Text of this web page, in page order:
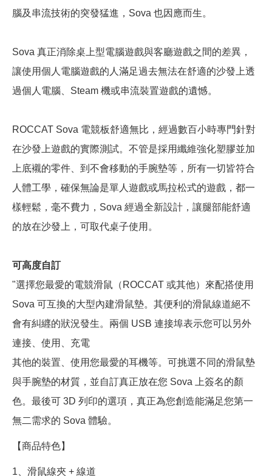
腦及串流技術的突發猛進，Sova 也因應而生。
Sova 真正消除桌上型電腦遊戲與客廳遊戲之間的差異，
讓使用個人電腦遊戲的人滿足過去無法在舒適的沙發上透
過個人電腦、Steam 機或串流裝置遊戲的遺憾。
ROCCAT Sova 電競板舒適無比，經過數百小時專門針對
在沙發上遊戲的實際測試。不管是採用纖維強化塑膠並加
上底襯的零件、到不會移動的手腕墊等，所有一切皆符合
人體工學，確保無論是單人遊戲或馬拉松式的遊戲，都一
樣輕鬆，毫不費力，Sova 經過全新設計，讓腿部能舒適
的放在沙發上，可取代桌子使用。
可高度自訂
"選擇您最愛的電競滑鼠（ROCCAT 或其他）來配搭使用
Sova 可互換的大型內建滑鼠墊。其便利的滑鼠線道絕不
會有糾纒的狀況發生。兩個 USB 連接埠表示您可以另外
連接、使用、充電
其他的裝置、使用您最愛的耳機等。可挑選不同的滑鼠墊
與手腕墊的材質，並自訂真正放在您 Sova 上簽名的顏
色。最後可 3D 列印的選項，真正為您創造能滿足您第一
無二需求的 Sova 體驗。
【商品特色】
1、滑鼠線夾 + 線道